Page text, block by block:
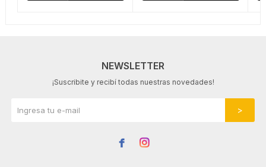
NEWSLETTER
¡Suscribite y recibí todas nuestras novedades!
 